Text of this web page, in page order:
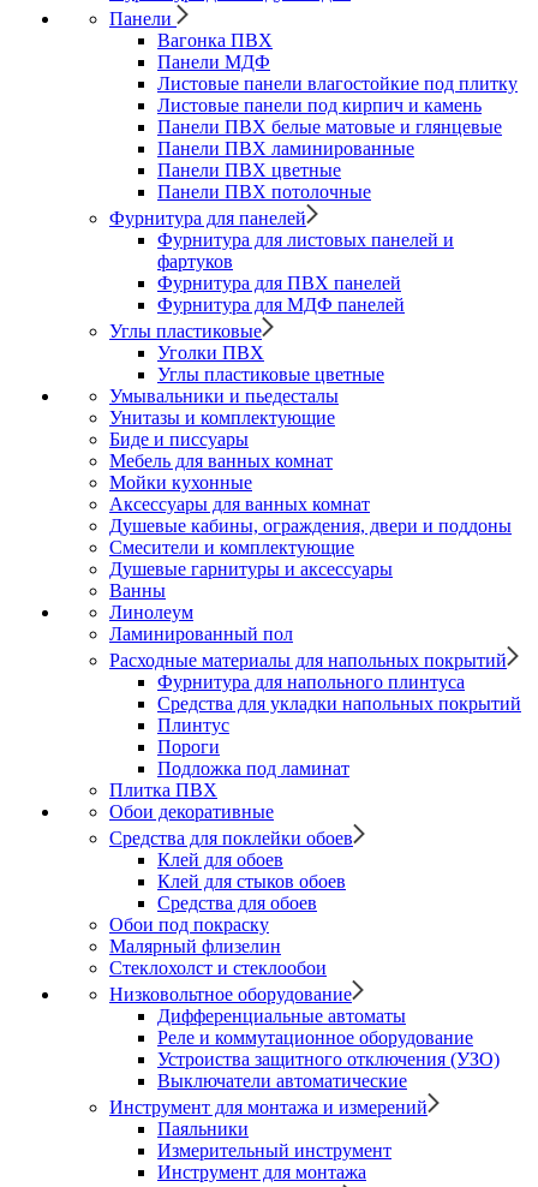
Панели
Вагонка ПВХ
Панели МДФ
Листовые панели влагостойкие под плитку
Листовые панели под кирпич и камень
Панели ПВХ белые матовые и глянцевые
Панели ПВХ ламинированные
Панели ПВХ цветные
Панели ПВХ потолочные
Фурнитура для панелей
Фурнитура для листовых панелей и
фартуков
Фурнитура для ПВХ панелей
Фурнитура для МДФ панелей
Углы пластиковые
Уголки ПВХ
Углы пластиковые цветные
Умывальники и пьедесталы
Унитазы и комплектующие
Биде и писсуары
Мебель для ванных комнат
Мойки кухонные
Аксессуары для ванных комнат
Душевые кабины, ограждения, двери и поддоны
Смесители и комплектующие
Душевые гарнитуры и аксессуары
Ванны
Линолеум
Ламинированный пол
Расходные материалы для напольных покрытий
Фурнитура для напольного плинтуса
Средства для укладки напольных покрытий
Плинтус
Пороги
Подложка под ламинат
Плитка ПВХ
Обои декоративные
Средства для поклейки обоев
Клей для обоев
Клей для стыков обоев
Средства для обоев
Обои под покраску
Малярный флизелин
Стеклохолст и стеклообои
Низковольтное оборудование
Дифференциальные автоматы
Реле и коммутационное оборудование
Устроиства защитного отключения (УЗО)
Выключатели автоматические
Инструмент для монтажа и измерений
Паяльники
Измерительный инструмент
Инструмент для монтажа